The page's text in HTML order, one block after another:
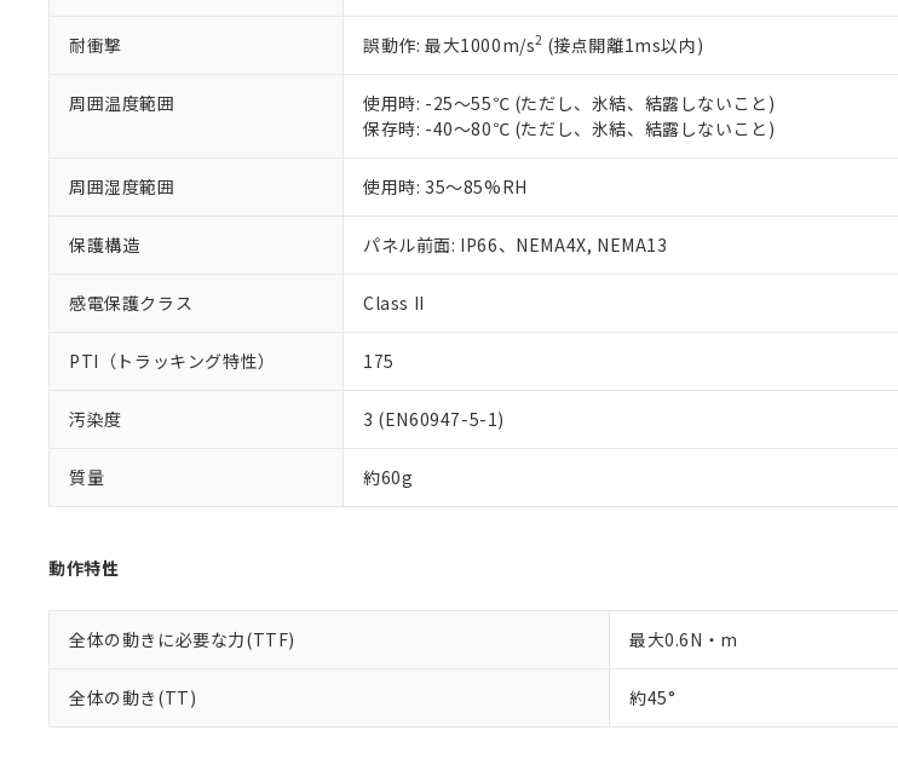
耐衝撃 誤動作: 最大1000m/s2 (接点開離1ms以内)
周囲温度範囲
使用時: -25～55℃ (ただし、氷結、結露しないこと)
保存時: -40～80℃ (ただし、氷結、結露しないこと)
周囲湿度範囲 使用時: 35～85%RH
保護構造 パネル前面: IP66、NEMA4X, NEMA13
感電保護クラス Class II
PTI（トラッキング特性） 175
汚染度 3 (EN60947-5-1)
質量 約60g
動作特性
全体の動きに必要な力(TTF) 最大0.6N・m
全体の動き(TT) 約45°